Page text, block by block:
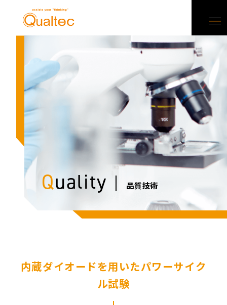
Quality 品質技術
内蔵ダイオードを用いたパワーサイク
ル試験